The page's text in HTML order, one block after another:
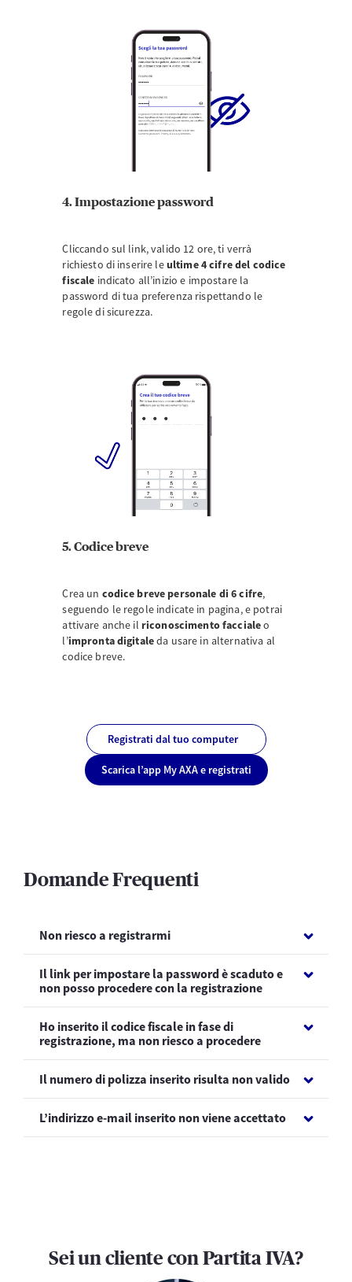
4. Impostazione password
Cliccando sul link, valido 12 ore, ti verrà
richiesto di inserire leultime 4 cifre del codice
fiscale indicato all’inizio e impostare la
password di tua preferenza rispettando le
regole di sicurezza.
5. Codice breve
Crea un codice breve personale di 6 cifre,
seguendo le regole indicate in pagina, e potrai
attivare anche il riconoscimento faccialeo
l’impronta digitaleda usare in alternativa al
codice breve.
Registrati dal tuo computer
Scarica l’app My AXA e registrati
Domande Frequenti
Non riesco a registrarmi
Il link per impostare la password è scaduto e
non posso procedere con la registrazione
Ho inserito il codice fiscale in fase di
registrazione, ma non riesco a procedere
Il numero di polizza inserito risulta non valido
L’indirizzo e-mail inserito non viene accettato
Sei un cliente con Partita IVA?